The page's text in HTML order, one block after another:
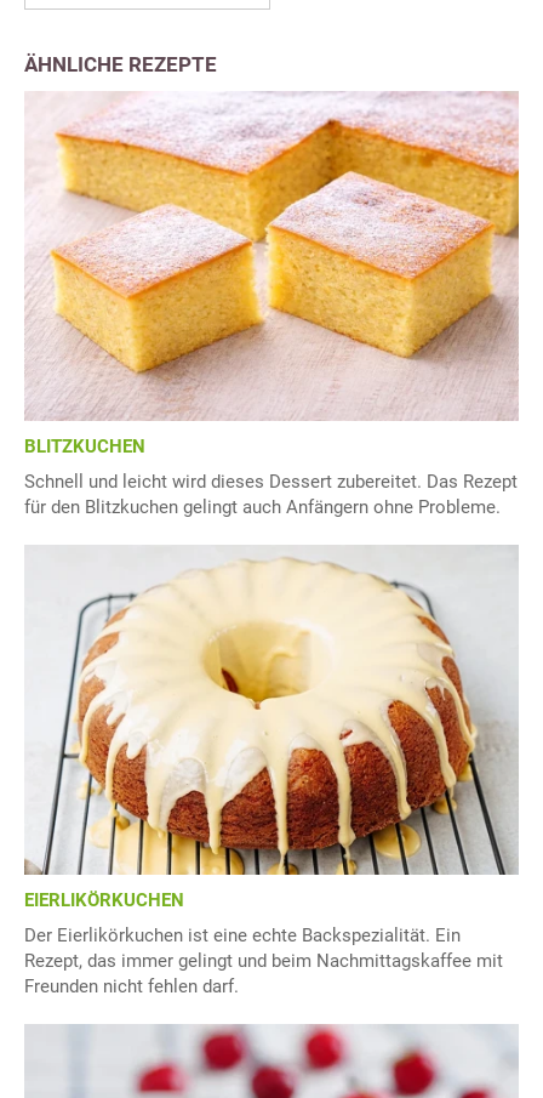
ÄHNLICHE REZEPTE
BLITZKUCHEN
Schnell und leicht wird dieses Dessert zubereitet. Das Rezept
für den Blitzkuchen gelingt auch Anfängern ohne Probleme.
EIERLIKÖRKUCHEN
Der Eierlikörkuchen ist eine echte Backspezialität. Ein
Rezept, das immer gelingt und beim Nachmittagskaffee mit
Freunden nicht fehlen darf.